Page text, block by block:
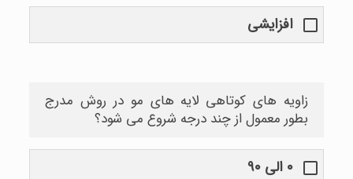
افزایشی
زاویه های کوتاهی لایه های مو در روش مدرج
بطور معمول از چند درجه شروع می شود؟
۰ الی ۹۰